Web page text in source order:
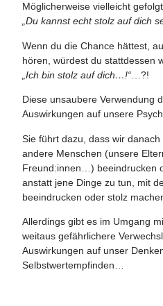
Möglicherweise vielleicht
„Du kannst echt stolz auf dich
Wenn du die Chance hättest,
hören, würdest du stattdessen
„Ich bin stolz auf dich…!“ …?!
Diese unsaubere Verwendung
Auswirkungen auf unsere
Sie führt dazu, dass wir
andere Menschen (unsere
Freund:innen…) beeindrucken
anstatt jene Dinge zu tun, mit
beeindrucken oder stolz
Allerdings gibt es im Umgang
weitaus gefährlichere
Auswirkungen auf unser
Selbstwertempfinden…